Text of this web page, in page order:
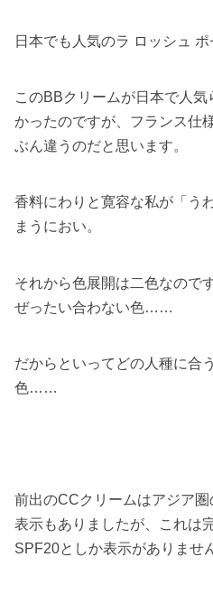
日本でも人気のラ ロッシュ ポ
このBBクリームが日本で人
かったのですが、フランス仕
ぶん違うのだと思います。
香料にわりと寛容な私が「
まうにおい。
それから色展開は二色なので
ぜったい合わない色……
だからといってどの人種に合
色……
前出のCCクリームはアジア
表示もありましたが、これは
SPF20としか表示がありませ